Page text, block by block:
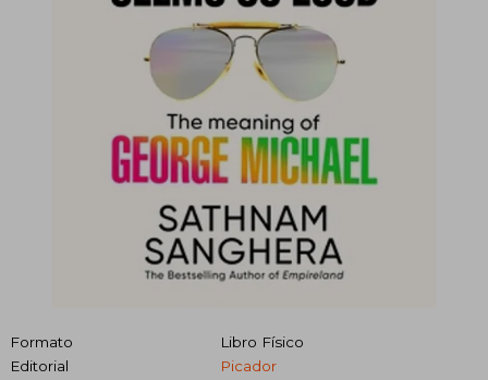
Formato
Libro Físico
Editorial
Picador